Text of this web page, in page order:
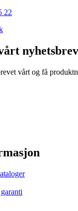
22
nyhetsbrev
vårt og få